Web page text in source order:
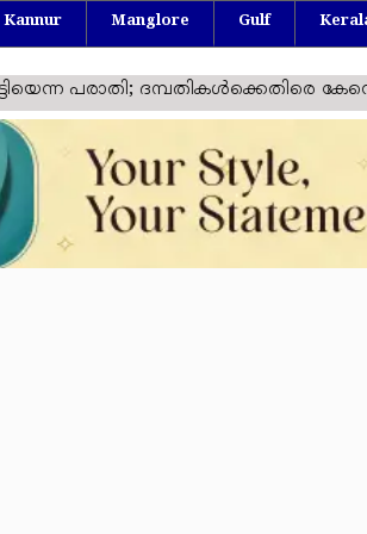
Kannur Manglore Gulf